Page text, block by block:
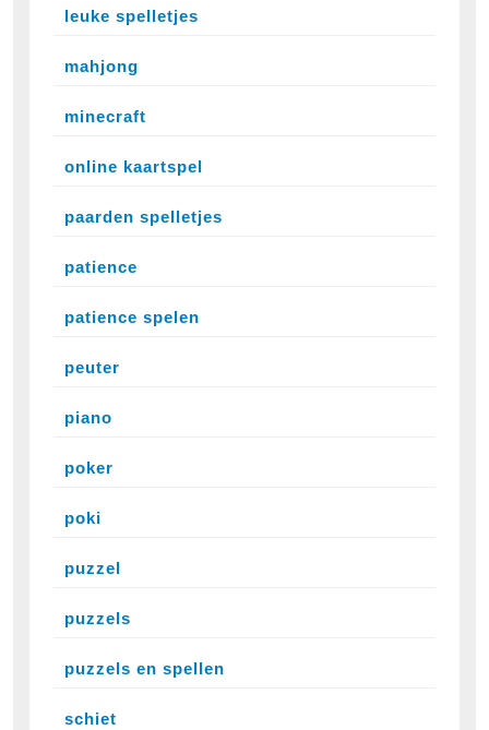
leuke spelletjes
mahjong
minecraft
online kaartspel
paarden spelletjes
patience
patience spelen
peuter
piano
poker
poki
puzzel
puzzels
puzzels en spellen
schiet